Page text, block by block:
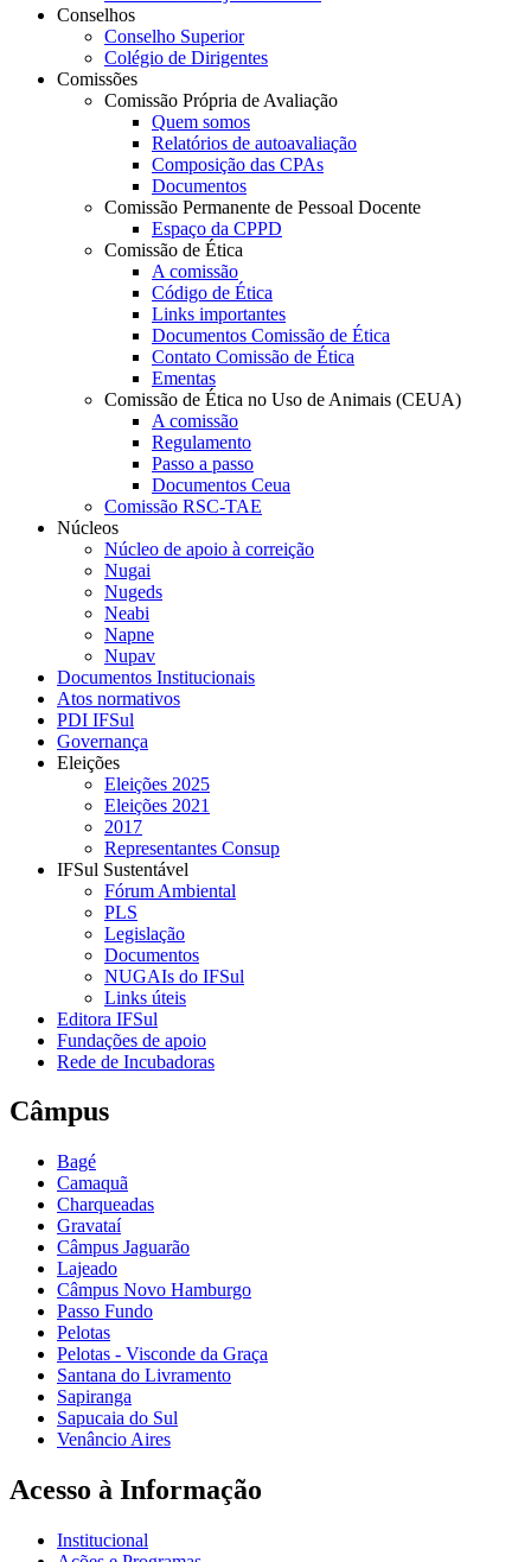
Conselhos
Conselho Superior
Colégio de Dirigentes
Comissões
Comissão Própria de Avaliação
Quem somos
Relatórios de autoavaliação
Composição das CPAs
Documentos
Comissão Permanente de Pessoal Docente
Espaço da CPPD
Comissão de Ética
A comissão
Código de Ética
Links importantes
Documentos Comissão de Ética
Contato Comissão de Ética
Ementas
Comissão de Ética no Uso de Animais (CEUA)
A comissão
Regulamento
Passo a passo
Documentos Ceua
Comissão RSC-TAE
Núcleos
Núcleo de apoio à correição
Nugai
Nugeds
Neabi
Napne
Nupav
Documentos Institucionais
Atos normativos
PDI IFSul
Governança
Eleições
Eleições 2025
Eleições 2021
2017
Representantes Consup
IFSul Sustentável
Fórum Ambiental
PLS
Legislação
Documentos
NUGAIs do IFSul
Links úteis
Editora IFSul
Fundações de apoio
Rede de Incubadoras
Câmpus
Bagé
Camaquã
Charqueadas
Gravataí
Câmpus Jaguarão
Lajeado
Câmpus Novo Hamburgo
Passo Fundo
Pelotas
Pelotas - Visconde da Graça
Santana do Livramento
Sapiranga
Sapucaia do Sul
Venâncio Aires
Acesso à Informação
Institucional